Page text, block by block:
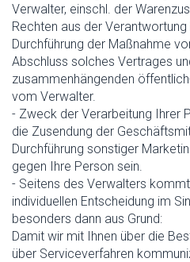
Verwalter, einschl. der
Rechten aus der
Durchführung der Maßnahme
Abschluss solches Vertrages
zusammenhängenden
vom Verwalter.
- Zweck der Verarbeitung Ihrer
die Zusendung der
Durchführung sonstiger
gegen Ihre Person sein.
- Seitens des Verwalters
individuellen Entscheidung im
besonders dann aus Grund:
Damit wir mit Ihnen über die
über Serviceverfahren